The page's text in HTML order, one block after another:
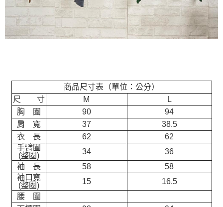
商品尺寸表（單位：公分）
尺 寸
M
L
胸 圍
90
94
肩 寬
37
38.5
衣 長
62
62
手臂圍
(整圈)
34
36
袖 長
58
58
袖口寬
(整圈)
15
16.5
腰 圍